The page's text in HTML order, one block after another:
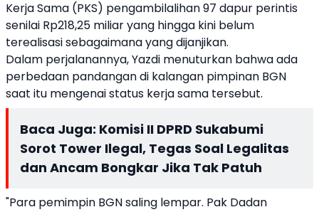
Kerja Sama (PKS) pengambilalihan 97 dapur perintis
senilai Rp218,25 miliar yang hingga kini belum
terealisasi sebagaimana yang dijanjikan.
Dalam perjalanannya, Yazdi menuturkan bahwa ada
perbedaan pandangan di kalangan pimpinan BGN
saat itu mengenai status kerja sama tersebut.
Baca Juga: Komisi II DPRD Sukabumi
Sorot Tower Ilegal, Tegas Soal Legalitas
dan Ancam Bongkar Jika Tak Patuh
"Para pemimpin BGN saling lempar. Pak Dadan